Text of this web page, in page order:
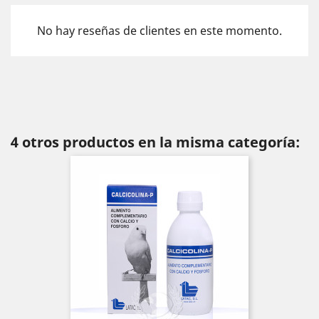
No hay reseñas de clientes en este momento.
4 otros productos en la misma categoría: